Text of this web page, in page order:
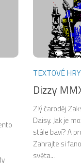
TEXTOVÉ HRY
Dizzy
Zlý čaroděj
Daisy. Jak je
stále baví? A
Zahrajte si
světa...